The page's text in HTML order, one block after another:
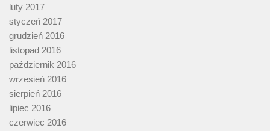
luty 2017
styczeń 2017
grudzień 2016
listopad 2016
październik 2016
wrzesień 2016
sierpień 2016
lipiec 2016
czerwiec 2016